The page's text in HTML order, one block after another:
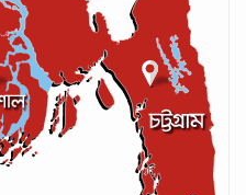
১৭, ২০২৪
সেবার মান বাড়ানোর দাবি ইমনের
১৩, ২০২৪